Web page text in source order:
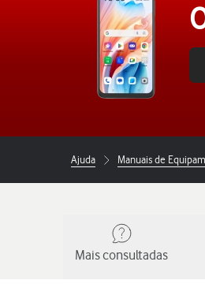
Ajuda Manuais de
Mais consultadas